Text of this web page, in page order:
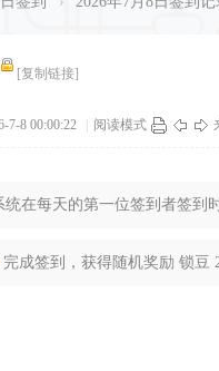
[复制链接]
7-8 00:00:22 阅读模式
在每天的第一位签到者签到
完成签到，获得随机奖励 锁豆